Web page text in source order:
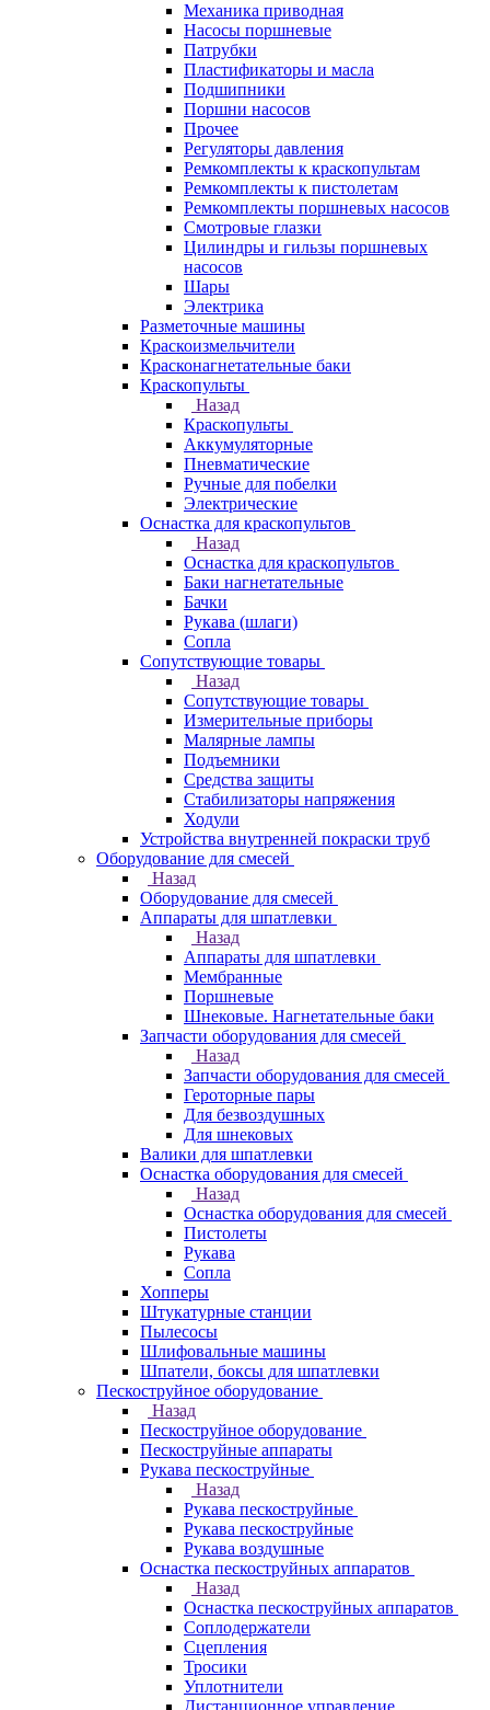
Механика приводная
Насосы поршневые
Патрубки
Пластификаторы и масла
Подшипники
Поршни насосов
Прочее
Регуляторы давления
Ремкомплекты к краскопультам
Ремкомплекты к пистолетам
Ремкомплекты поршневых насосов
Смотровые глазки
Цилиндры и гильзы поршневых
насосов
Шары
Электрика
Разметочные машины
Краскоизмельчители
Красконагнетательные баки
Краскопульты
Назад
Краскопульты
Аккумуляторные
Пневматические
Ручные для побелки
Электрические
Оснастка для краскопультов
Назад
Оснастка для краскопультов
Баки нагнетательные
Бачки
Рукава (шлаги)
Сопла
Сопутствующие товары
Назад
Сопутствующие товары
Измерительные приборы
Малярные лампы
Подъемники
Средства защиты
Стабилизаторы напряжения
Ходули
Устройства внутренней покраски труб
Оборудование для смесей
Назад
Оборудование для смесей
Аппараты для шпатлевки
Назад
Аппараты для шпатлевки
Мембранные
Поршневые
Шнековые. Нагнетательные баки
Запчасти оборудования для смесей
Назад
Запчасти оборудования для смесей
Героторные пары
Для безвоздушных
Для шнековых
Валики для шпатлевки
Оснастка оборудования для смесей
Назад
Оснастка оборудования для смесей
Пистолеты
Рукава
Сопла
Хопперы
Штукатурные станции
Пылесосы
Шлифовальные машины
Шпатели, боксы для шпатлевки
Пескоструйное оборудование
Назад
Пескоструйное оборудование
Пескоструйные аппараты
Рукава пескоструйные
Назад
Рукава пескоструйные
Рукава пескоструйные
Рукава воздушные
Оснастка пескоструйных аппаратов
Назад
Оснастка пескоструйных аппаратов
Соплодержатели
Сцепления
Тросики
Уплотнители
Дистанционное управление